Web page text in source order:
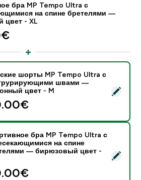
бра MP Tempo Ultra с
на спине бретелями ―
цвет - XL
MP Tempo Ultra с
шорты MP Tempo Ultra с
швами —
цвет - M
MP Tempo Ultra с
бра MP Tempo Ultra с
на спине
― бирюзовый цвет -